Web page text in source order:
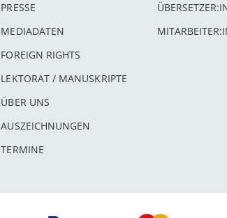
PRESSE
MEDIADATEN
FOREIGN RIGHTS
LEKTORAT / MANUSKRIPTE
ÜBER UNS
AUSZEICHNUNGEN
TERMINE